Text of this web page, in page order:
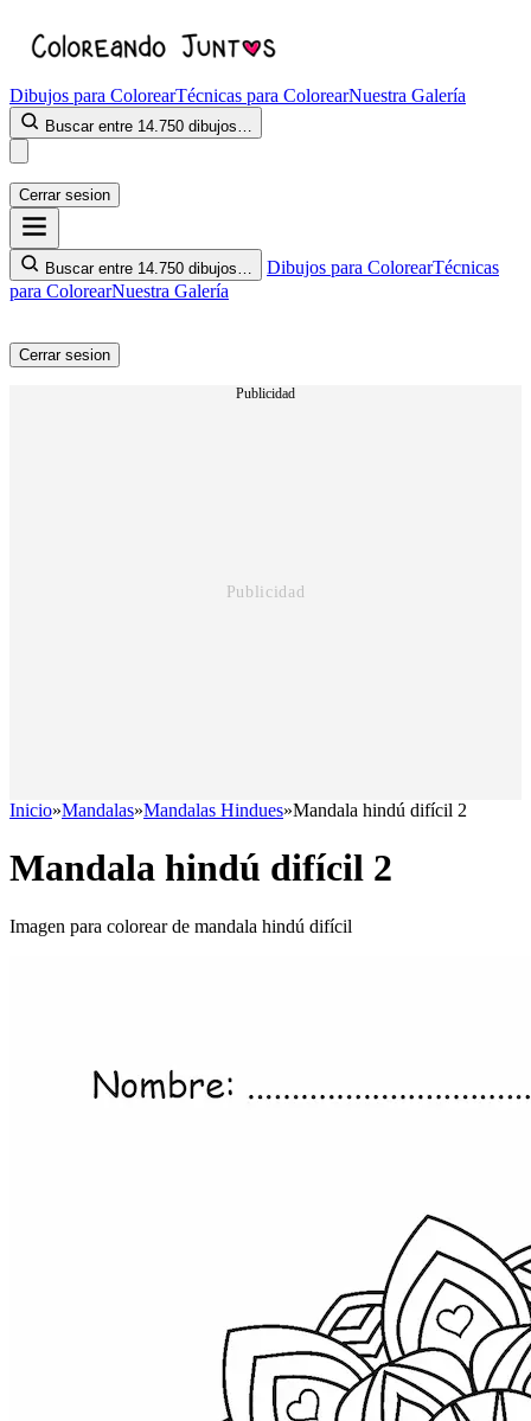
Dibujos para ColorearTécnicas para ColorearNuestra Galería
Buscar entre 14.750 dibujos…
Cerrar sesion
Buscar entre 14.750 dibujos… Dibujos para ColorearTécnicas
para ColorearNuestra Galería
Cerrar sesion
Publicidad
Inicio»Mandalas»Mandalas Hindues»Mandala hindú difícil 2
Mandala hindú difícil 2
Imagen para colorear de mandala hindú difícil